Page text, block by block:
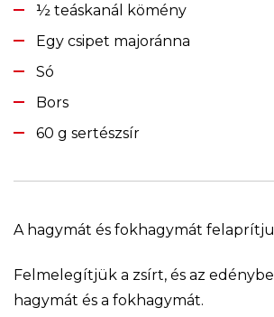
½ teáskanál kömény
Egy csipet majoránna
Só
Bors
60 g sertészsír
A hagymát és fokhagymát
Felmelegítjük a zsírt, és az
hagymát és a fokhagymát.